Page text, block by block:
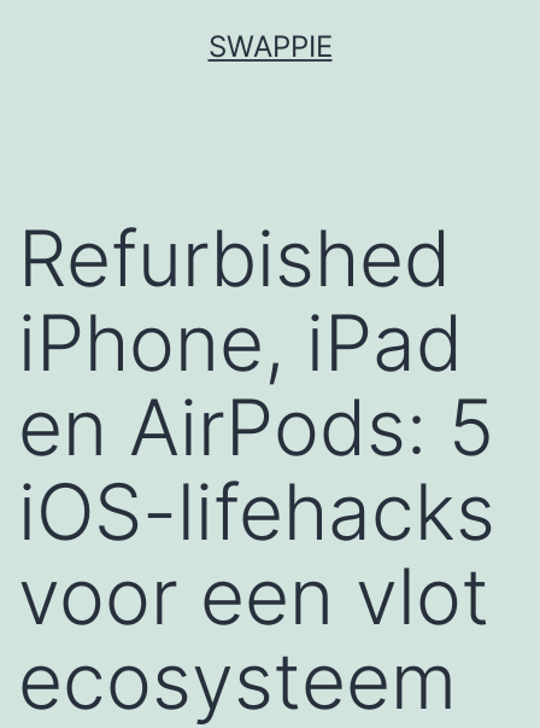
SWAPPIE
Refurbished
iPhone, iPad
en AirPods: 5
iOS-lifehacks
voor een vlot
ecosysteem